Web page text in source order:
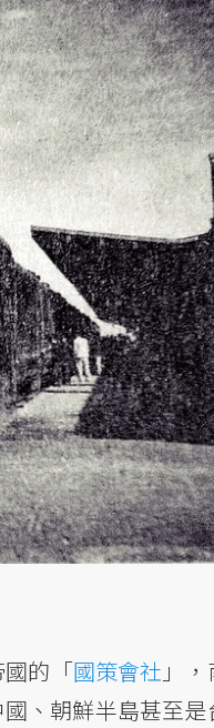
的「國策會社 」
、朝鮮半島甚至是